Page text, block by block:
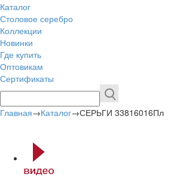
Каталог
Столовое серебро
Коллекции
Новинки
Где купить
Оптовикам
Сертификаты
Главная→Каталог→СЕРЬГИ 33816016Пл